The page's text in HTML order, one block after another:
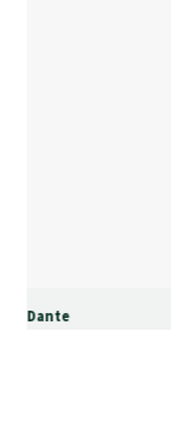
Dante